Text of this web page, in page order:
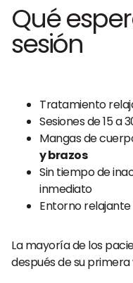
Qué
sesión
Tratamiento
Sesiones de 15 a
Mangas de
y brazos
Sin tiempo de
inmediato
Entorno
La mayoría de los
después de su primera